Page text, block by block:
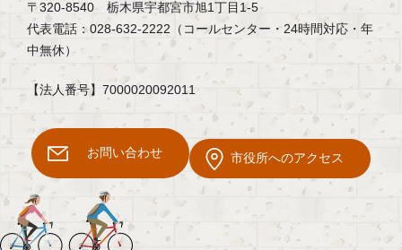
〒320-8540 栃木県宇都宮市旭1丁目1-5
代表電話：028-632-2222（コールセンター・24時間対応・年
中無休）
【法人番号】7000020092011
お問い合わせ 市役所へのアクセス